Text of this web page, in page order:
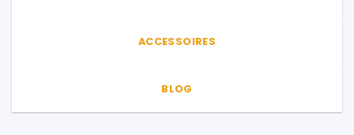
ACCESSOIRES
BLOG